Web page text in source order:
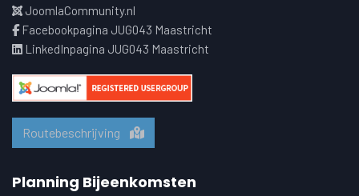
JoomlaCommunity.nl
Facebookpagina JUG043 Maastricht
LinkedInpagina JUG043 Maastricht
Routebeschrijving
Planning Bijeenkomsten